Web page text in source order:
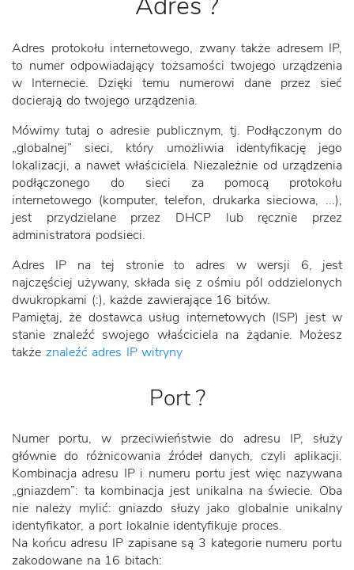
Adres protokołu internetowego, zwany także adresem IP,
to numer odpowiadający tożsamości twojego urządzenia
w Internecie. Dzięki temu numerowi dane przez sieć
docierają do twojego urządzenia.
Mówimy tutaj o adresie publicznym, tj. Podłączonym do
„globalnej” sieci, który umożliwia identyfikację jego
lokalizacji, a nawet właściciela. Niezależnie od urządzenia
podłączonego do sieci za pomocą protokołu
internetowego (komputer, telefon, drukarka sieciowa, ...),
jest przydzielane przez DHCP lub ręcznie przez
administratora podsieci.
Adres IP na tej stronie to adres w wersji 6, jest
najczęściej używany, składa się z ośmiu pól oddzielonych
dwukropkami (:), każde zawierające 16 bitów.
Pamiętaj, że dostawca usług internetowych (ISP) jest w
stanie znaleźć swojego właściciela na żądanie. Możesz
także znaleźć adres IP witryny
Port ?
Numer portu, w przeciwieństwie do adresu IP, służy
głównie do różnicowania źródeł danych, czyli aplikacji.
Kombinacja adresu IP i numeru portu jest więc nazywana
„gniazdem”: ta kombinacja jest unikalna na świecie. Oba
nie należy mylić: gniazdo służy jako globalnie unikalny
identyfikator, a port lokalnie identyfikuje proces.
Na końcu adresu IP zapisane są 3 kategorie numeru portu
zakodowane na 16 bitach: